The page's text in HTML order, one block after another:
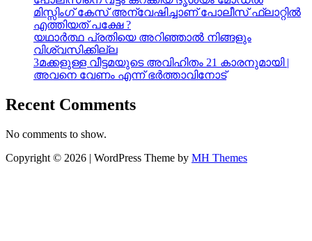
മിസ്സിംഗ് കേസ് അന്വേഷിച്ചാണ് പോലീസ് ഫ്ലാറ്റിൽ
എത്തിയത് പക്ഷേ ?
യഥാർത്ഥ പ്രതിയെ അറിഞ്ഞാൽ നിങ്ങളും
വിശ്വസിക്കില്ല
3മക്കളുള്ള വീട്ടമയുടെ അവിഹിതം 21 കാരനുമായി |
അവനെ വേണം എന്ന് ഭർത്താവിനോട്
Recent Comments
No comments to show.
Copyright © 2026 | WordPress Theme by MH Themes